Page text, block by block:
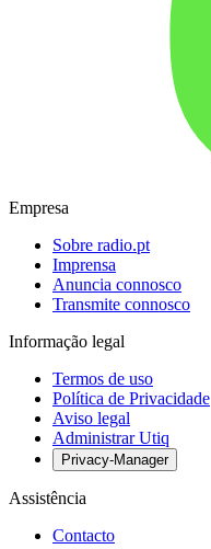
Empresa
Sobre radio.pt
Imprensa
Anuncia connosco
Transmite connosco
Informação legal
Termos de uso
Política de Privacidade
Aviso legal
Administrar Utiq
Privacy-Manager
Assistência
Contacto